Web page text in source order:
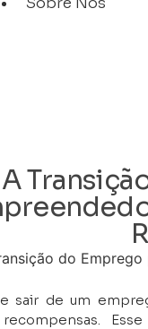
A
sair de um